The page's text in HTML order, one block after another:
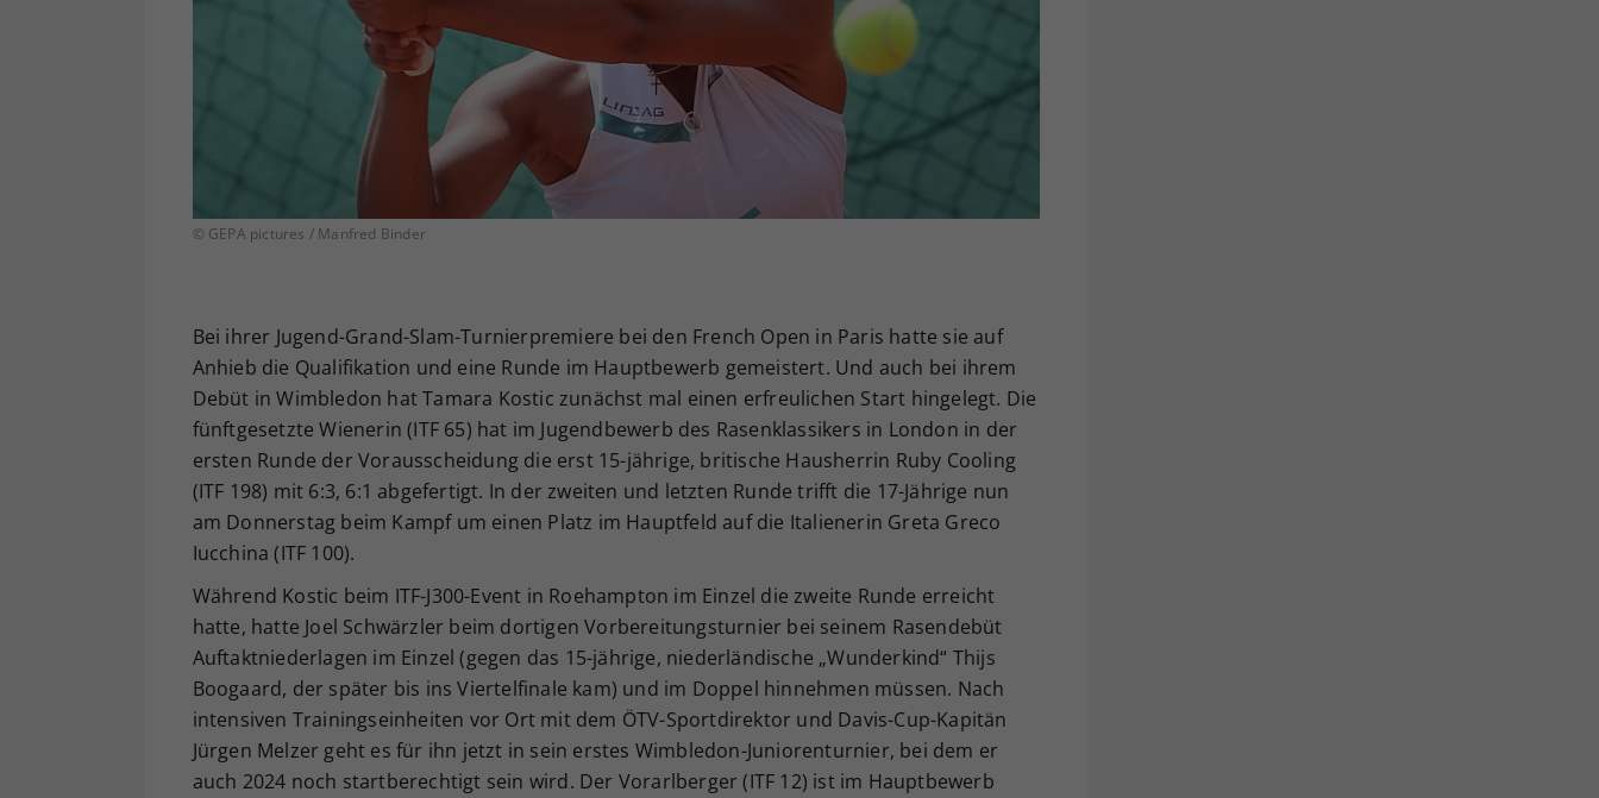
© GEPA pictures / Manfred Binder
Bei ihrer Jugend-Grand-Slam-Turnierpremiere bei den French Open in Paris hatte sie auf
Anhieb die Qualifikation und eine Runde im Hauptbewerb gemeistert. Und auch bei ihrem
Debüt in Wimbledon hat Tamara Kostic zunächst mal einen erfreulichen Start hingelegt. Die
fünftgesetzte Wienerin (ITF 65) hat im Jugendbewerb des Rasenklassikers in London in der
ersten Runde der Vorausscheidung die erst 15-jährige, britische Hausherrin Ruby Cooling
(ITF 198) mit 6:3, 6:1 abgefertigt. In der zweiten und letzten Runde trifft die 17-Jährige nun
am Donnerstag beim Kampf um einen Platz im Hauptfeld auf die Italienerin Greta Greco
Iucchina (ITF 100).
Während Kostic beim ITF-J300-Event in Roehampton im Einzel die zweite Runde erreicht
hatte, hatte Joel Schwärzler beim dortigen Vorbereitungsturnier bei seinem Rasendebüt
Auftaktniederlagen im Einzel (gegen das 15-jährige, niederländische „Wunderkind“ Thijs
Boogaard, der später bis ins Viertelfinale kam) und im Doppel hinnehmen müssen. Nach
intensiven Trainingseinheiten vor Ort mit dem ÖTV-Sportdirektor und Davis-Cup-Kapitän
Jürgen Melzer geht es für ihn jetzt in sein erstes Wimbledon-Juniorenturnier, bei dem er
auch 2024 noch startberechtigt sein wird. Der Vorarlberger (ITF 12) ist im Hauptbewerb
Ihrer vorgenommen Einstellungen, falls der
Webseiten-Betreiber dies eingestellt hat.